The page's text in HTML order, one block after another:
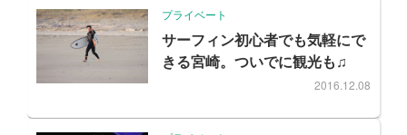
プライベート
サーフィン初心者でも気軽にで
きる宮崎。ついでに観光も♫
2016.12.08